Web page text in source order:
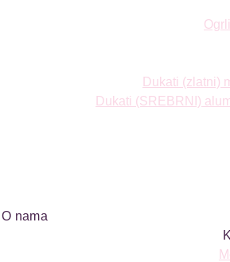
O nama
Dukati (zlatni)
Dukati (SREBRNI)